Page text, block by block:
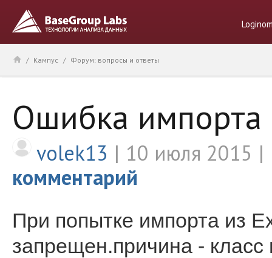
/ Кампус / Форум: вопросы и ответы
Ошибка импорта
volek13 10 июля 2015
комментарий
При попытке импорта из
запрещен.причина - класс